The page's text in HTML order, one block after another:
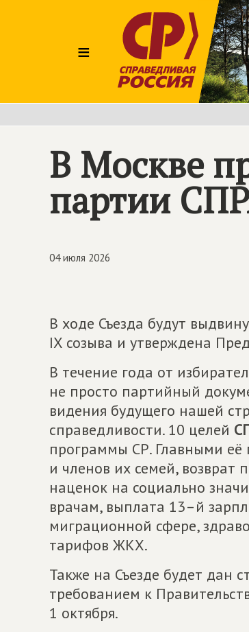
≡
В Москве
партии
04 июля 2026
В ходе Съезда будут
IX созыва и утверждена
В течение года от
не просто партийный
видения будущего нашей
справедливости. 10 целей
программы СР. Главными её
и членов их семей, возврат
наценок на социально
врачам, выплата 13–й
миграционной сфере,
тарифов ЖКХ.
Также на Съезде будет дан
требованием к
1 октября.